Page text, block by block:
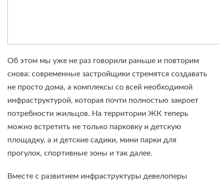
Об этом мы уже не раз говорили раньше и повторим
снова: современные застройщики стремятся создавать
не просто дома, а комплексы со всей необходимой
инфраструктурой, которая почти полностью закроет
потребности жильцов. На территории ЖК теперь
можно встретить не только парковку и детскую
площадку, а и детские садики, мини парки для
прогулок, спортивные зоны и так далее.
Вместе с развитием инфраструктуры девелоперы